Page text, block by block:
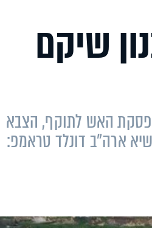
שיקם
האש לתוקף, הצבא
ארה"ב דונלד טראמפ: